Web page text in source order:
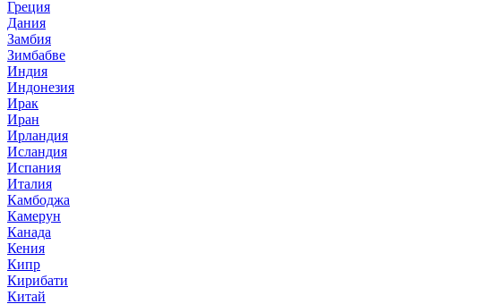
Греция
Дания
Замбия
Зимбабве
Индия
Индонезия
Ирак
Иран
Ирландия
Исландия
Испания
Италия
Камбоджа
Камерун
Канада
Кения
Кипр
Кирибати
Китай